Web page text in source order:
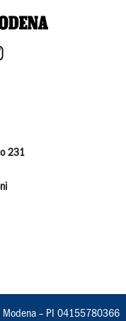
231
Modena – PI 04155780366